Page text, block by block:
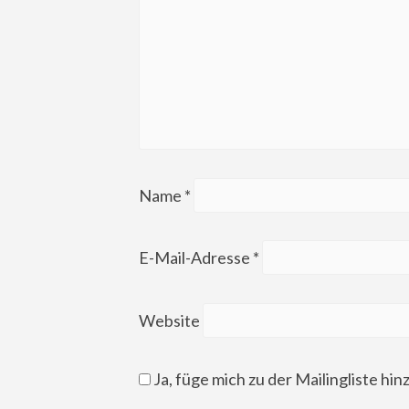
Name *
E-Mail-Adresse *
Website
Ja, füge mich zu der Mailingliste